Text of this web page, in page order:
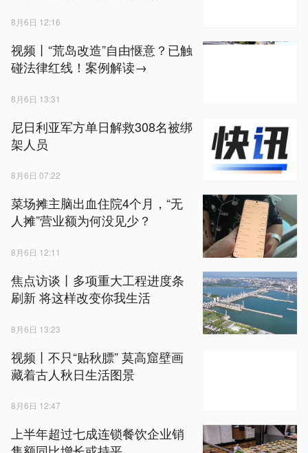
8月6日 12:16
视频丨“荒岛改造”自由惬意？已触
碰法律红线！案例解读→
8月6日 13:31
尼日利亚军方单日解救308名被绑
架人员
8月6日 07:22
菜场摊主脑出血住院4个月，“无
人摊”营业额为何没见少？
8月6日 12:11
焦点访谈丨多项重大工程进度条
刷新 将这样改变你我生活
8月6日 13:23
视频丨不只“贴秋膘” 莫高窟壁画
藏着古人秋日生活图景
8月6日 12:47
上半年超过七成连锁餐饮企业销